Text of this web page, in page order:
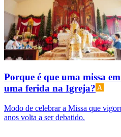
Porque é que uma missa
uma ferida na Igreja?
Modo de celebrar a Missa que
anos volta a ser debatido.